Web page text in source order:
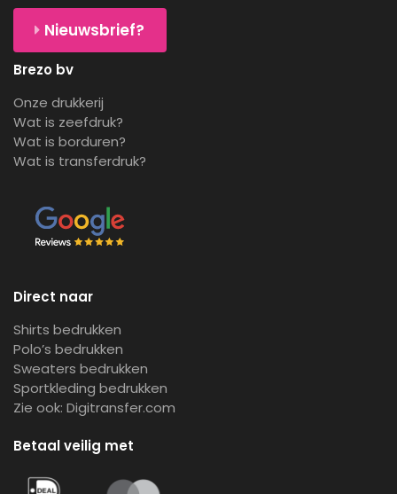
Nieuwsbrief?
Brezo bv
Onze drukkerij
Wat is zeefdruk?
Wat is borduren?
Wat is transferdruk?
Direct naar
Shirts bedrukken
Polo’s bedrukken
Sweaters bedrukken
Sportkleding bedrukken
Zie ook: Digitransfer.com
Betaal veilig met